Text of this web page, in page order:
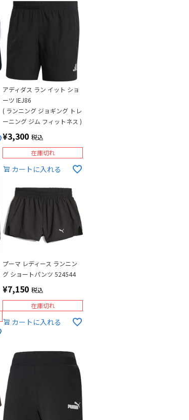
アディダス ラン イット ショ
ーツ IEJ86
( ランニング ジョギング トレ
ーニング ジム フィットネス )
¥3,300 税込
在庫切れ
カートに入れる
プーマ レディース ランニン
グ ショートパンツ 524544
¥7,150 税込
在庫切れ
カートに入れる